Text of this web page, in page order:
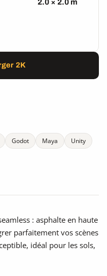
2.0 × 2.0 m
2K
Godot Maya
Unity
: asphalte en haute
parfaitement vos scènes
idéal pour les sols,